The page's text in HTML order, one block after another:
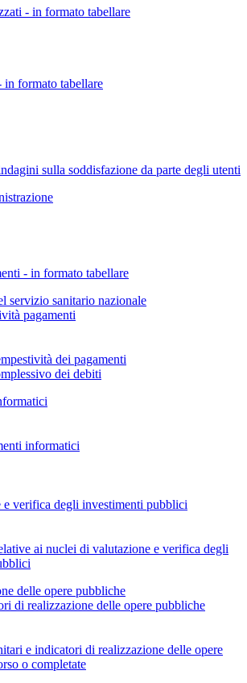
- in formato tabellare
in formato tabellare
sulla soddisfazione da parte degli utenti
- in formato tabellare
servizio sanitario nazionale
pagamenti
dei pagamenti
dei debiti
informatici
verifica degli investimenti pubblici
ai nuclei di valutazione e verifica degli
delle opere pubbliche
di realizzazione delle opere pubbliche
e indicatori di realizzazione delle opere
o completate